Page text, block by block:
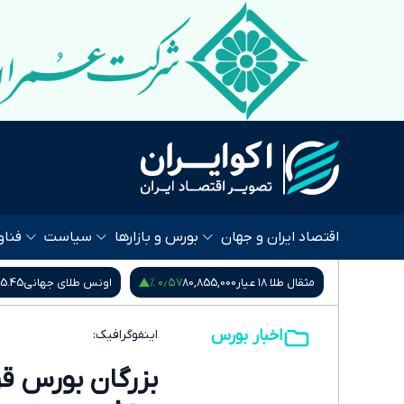
اقتصاد ایران و جهان بورس و بازارها سیاست
اونس طلای جهانی4,265.45۰٫۴۵ % سکه امامی185,015,000
اخبار بورس اینفوگرافیک:
بزرگان بورس